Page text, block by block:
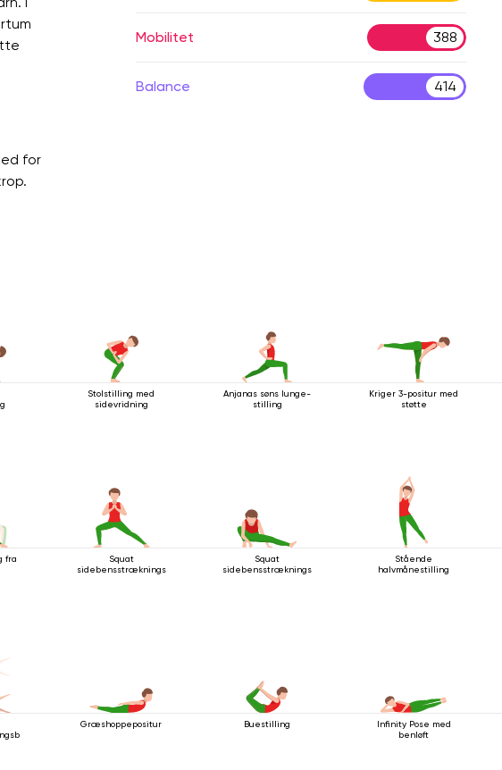
for
Mobilitet 388
Balance 414
Stolstilling med
sidevridning
Anjanas søns lunge-
stilling
Kriger 3-positur med
støtte
fra
Squat
sidebensstrækningsstilling
Squat
sidebensstrækningsstilling
Stående
halvmånestilling
Græshoppepositur Buestilling
Infinity Pose med
benløft